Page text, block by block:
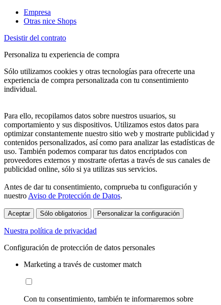
Empresa
Otras nice Shops
Desistir del contrato
Personaliza tu experiencia de compra
Sólo utilizamos cookies y otras tecnologías para ofrecerte una
experiencia de compra personalizada con tu consentimiento
individual.
Para ello, recopilamos datos sobre nuestros usuarios, su
comportamiento y sus dispositivos. Utilizamos estos datos para
optimizar constantemente nuestro sitio web y mostrarte publicidad y
contenidos personalizados, así como para analizar las estadísticas de
uso. También podemos comparar tus datos encriptados con
proveedores externos y mostrarte ofertas a través de sus canales de
publicidad online, sólo si ya utilizas sus servicios.
Antes de dar tu consentimiento, comprueba tu configuración y
nuestro Aviso de Protección de Datos.
Aceptar Sólo obligatorios Personalizar la configuración
Nuestra política de privacidad
Configuración de protección de datos personales
Marketing a través de customer match
Con tu consentimiento, también te informaremos sobre